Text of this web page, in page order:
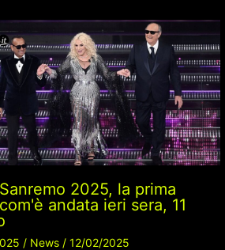
2025, la prima
andata ieri sera, 11
/ News / 12/02/2025